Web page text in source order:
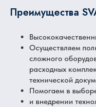
Преимущества
Осуществляем
сложного
расходных
технической
Помогаем в
и внедрении